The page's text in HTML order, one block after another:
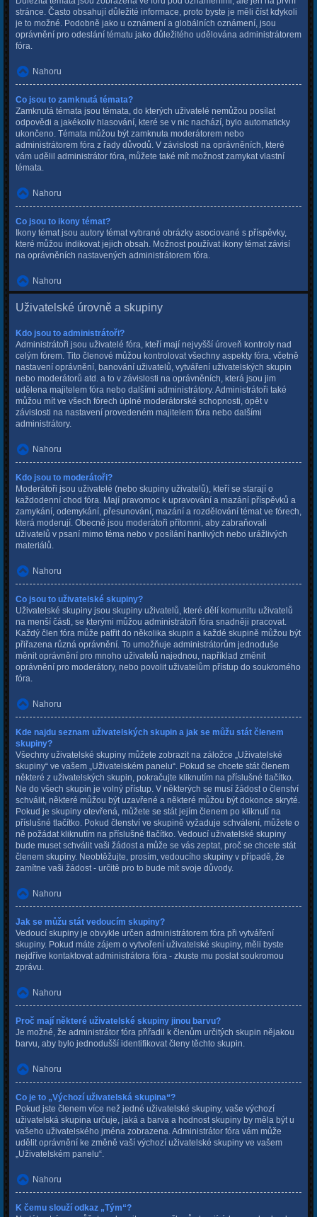
stránce. Často obsahují důležité informace, proto byste je měli číst kdykoli
je to možné. Podobně jako u oznámení a globálních oznámení, jsou
oprávnění pro odeslání tématu jako důležitého udělována administrátorem
fóra.
Nahoru
Co jsou to zamknutá témata?
Zamknutá témata jsou témata, do kterých uživatelé nemůžou posílat
odpovědi a jakékoliv hlasování, které se v nic nachází, bylo automaticky
ukončeno. Témata můžou být zamknuta moderátorem nebo
administrátorem fóra z řady důvodů. V závislosti na oprávněních, které
vám udělil administrátor fóra, můžete také mít možnost zamykat vlastní
témata.
Nahoru
Co jsou to ikony témat?
Ikony témat jsou autory témat vybrané obrázky asociované s příspěvky,
které můžou indikovat jejich obsah. Možnost používat ikony témat závisí
na oprávněních nastavených administrátorem fóra.
Nahoru
Uživatelské úrovně a skupiny
Kdo jsou to administrátoři?
Administrátoři jsou uživatelé fóra, kteří mají nejvyšší úroveň kontroly nad
celým fórem. Tito členové můžou kontrolovat všechny aspekty fóra, včetně
nastavení oprávnění, banování uživatelů, vytváření uživatelských skupin
nebo moderátorů atd. a to v závislosti na oprávněních, která jsou jim
udělena majitelem fóra nebo dalšími administrátory. Administrátoři také
můžou mít ve všech fórech úplné moderátorské schopnosti, opět v
závislosti na nastavení provedeném majitelem fóra nebo dalšími
administrátory.
Nahoru
Kdo jsou to moderátoři?
Moderátoři jsou uživatelé (nebo skupiny uživatelů), kteří se starají o
každodenní chod fóra. Mají pravomoc k upravování a mazání příspěvků a
zamykání, odemykání, přesunování, mazání a rozdělování témat ve fórech,
která moderují. Obecně jsou moderátoři přítomni, aby zabraňovali
uživatelů v psaní mimo téma nebo v posílání hanlivých nebo urážlivých
materiálů.
Nahoru
Co jsou to uživatelské skupiny?
Uživatelské skupiny jsou skupiny uživatelů, které dělí komunitu uživatelů
na menší části, se kterými můžou administrátoři fóra snadněji pracovat.
Každý člen fóra může patřit do několika skupin a každé skupině můžou být
přiřazena různá oprávnění. To umožňuje administrátorům jednoduše
měnit oprávnění pro mnoho uživatelů najednou, například změnit
oprávnění pro moderátory, nebo povolit uživatelům přístup do soukromého
fóra.
Nahoru
Kde najdu seznam uživatelských skupin a jak se můžu stát členem
skupiny?
Všechny uživatelské skupiny můžete zobrazit na záložce „Uživatelské
skupiny“ ve vašem „Uživatelském panelu“. Pokud se chcete stát členem
některé z uživatelských skupin, pokračujte kliknutím na příslušné tlačítko.
Ne do všech skupin je volný přístup. V některých se musí žádost o členství
schválit, některé můžou být uzavřené a některé můžou být dokonce skryté.
Pokud je skupiny otevřená, můžete se stát jejím členem po kliknutí na
příslušné tlačítko. Pokud členství ve skupině vyžaduje schválení, můžete o
ně požádat kliknutím na příslušné tlačítko. Vedoucí uživatelské skupiny
bude muset schválit vaši žádost a může se vás zeptat, proč se chcete stát
členem skupiny. Neobtěžujte, prosím, vedoucího skupiny v případě, že
zamítne vaši žádost - určitě pro to bude mít svoje důvody.
Nahoru
Jak se můžu stát vedoucím skupiny?
Vedoucí skupiny je obvykle určen administrátorem fóra při vytváření
skupiny. Pokud máte zájem o vytvoření uživatelské skupiny, měli byste
nejdříve kontaktovat administrátora fóra - zkuste mu poslat soukromou
zprávu.
Nahoru
Proč mají některé uživatelské skupiny jinou barvu?
Je možné, že administrátor fóra přiřadil k členům určitých skupin nějakou
barvu, aby bylo jednodušší identifikovat členy těchto skupin.
Nahoru
Co je to „Výchozí uživatelská skupina“?
Pokud jste členem více než jedné uživatelské skupiny, vaše výchozí
uživatelská skupina určuje, jaká a barva a hodnost skupiny by měla být u
vašeho uživatelského jména zobrazena. Administrátor fóra vám může
udělit oprávnění ke změně vaší výchozí uživatelské skupiny ve vašem
„Uživatelském panelu“.
Nahoru
K čemu slouží odkaz „Tým“?